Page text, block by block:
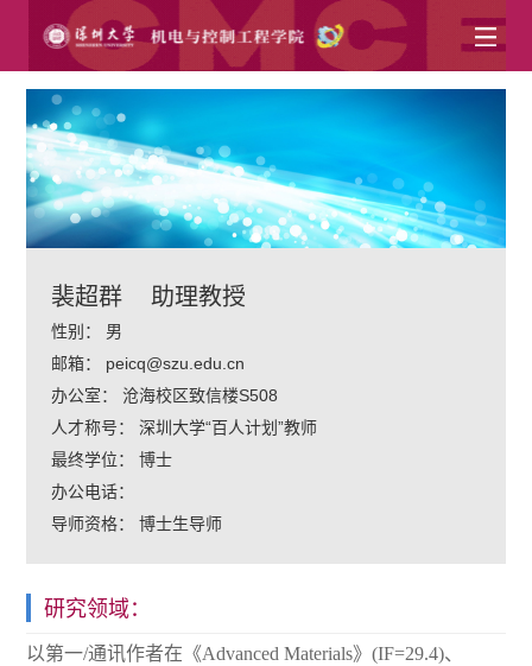
裴超群 助理教授
性别：
男
邮箱：
peicq@szu.edu.cn
办公室：
沧海校区致信楼S508
人才称号：
深圳大学“百人计划”教师
最终学位：
博士
办公电话：
导师资格：
博士生导师
研究领域：
以第一/通讯作者在《Advanced Materials》(IF=29.4)、